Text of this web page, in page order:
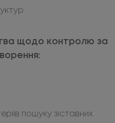
щодо контролю за
пошуку зіставних